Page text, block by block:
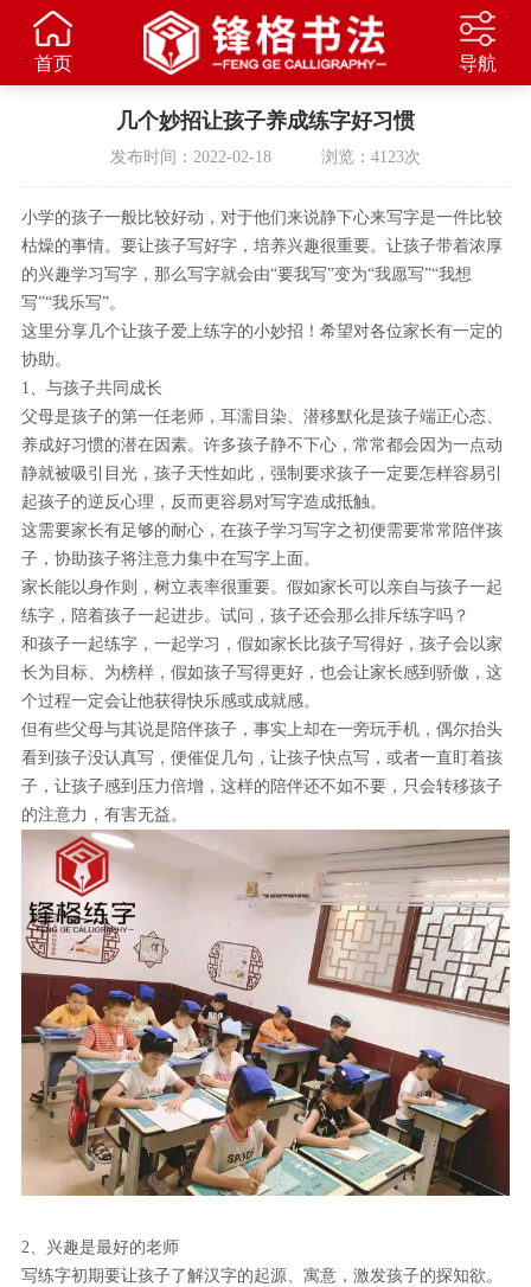
首页 导航
几个妙招让孩子养成练字好习惯
发布时间：2022-02-18 浏览：4123次
小学的孩子一般比较好动，对于他们来说静下心来写字是一件比较
枯燥的事情。要让孩子写好字，培养兴趣很重要。让孩子带着浓厚
的兴趣学习写字，那么写字就会由“要我写”变为“我愿写”“我想
写”“我乐写”。
这里分享几个让孩子爱上练字的小妙招！希望对各位家长有一定的
协助。
1、与孩子共同成长
父母是孩子的第一任老师，耳濡目染、潜移默化是孩子端正心态、
养成好习惯的潜在因素。许多孩子静不下心，常常都会因为一点动
静就被吸引目光，孩子天性如此，强制要求孩子一定要怎样容易引
起孩子的逆反心理，反而更容易对写字造成抵触。
这需要家长有足够的耐心，在孩子学习写字之初便需要常常陪伴孩
子，协助孩子将注意力集中在写字上面。
家长能以身作则，树立表率很重要。假如家长可以亲自与孩子一起
练字，陪着孩子一起进步。试问，孩子还会那么排斥练字吗？
和孩子一起练字，一起学习，假如家长比孩子写得好，孩子会以家
长为目标、为榜样，假如孩子写得更好，也会让家长感到骄傲，这
个过程一定会让他获得快乐感或成就感。
但有些父母与其说是陪伴孩子，事实上却在一旁玩手机，偶尔抬头
看到孩子没认真写，便催促几句，让孩子快点写，或者一直盯着孩
子，让孩子感到压力倍增，这样的陪伴还不如不要，只会转移孩子
的注意力，有害无益。
2、兴趣是最好的老师
写练字初期要让孩子了解汉字的起源、寓意，激发孩子的探知欲。